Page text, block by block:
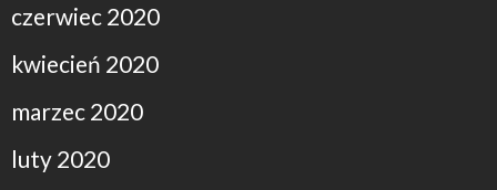
czerwiec 2020
kwiecień 2020
marzec 2020
luty 2020